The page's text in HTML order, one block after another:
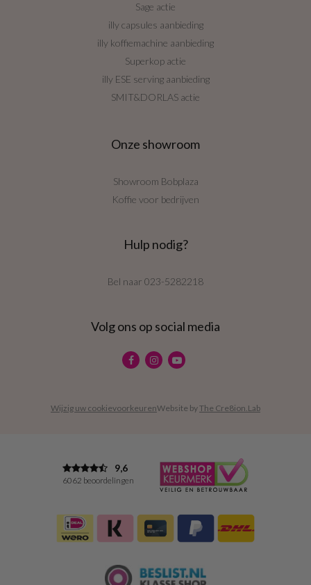
Sage actie
illy capsules aanbieding
illy koffiemachine aanbieding
Superkop actie
illy ESE serving aanbieding
SMIT&DORLAS actie
Onze showroom
Showroom Bobplaza
Koffie voor bedrijven
Hulp nodig?
Bel naar 023-5282218
Volg ons op social media
Wijzig uw cookievoorkeurenWebsite byThe Cre8ion.Lab
9,6
6062 beoordelingen